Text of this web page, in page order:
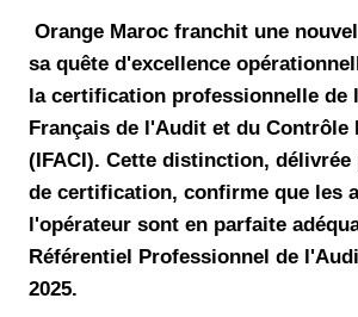
Orange Maroc franchit une
sa quête d'excellence
la certification professionnelle de
Français de l'Audit et du Contrôle
(IFACI). Cette distinction, délivrée
de certification, confirme que les
l'opérateur sont en parfaite
Référentiel Professionnel de
2025.